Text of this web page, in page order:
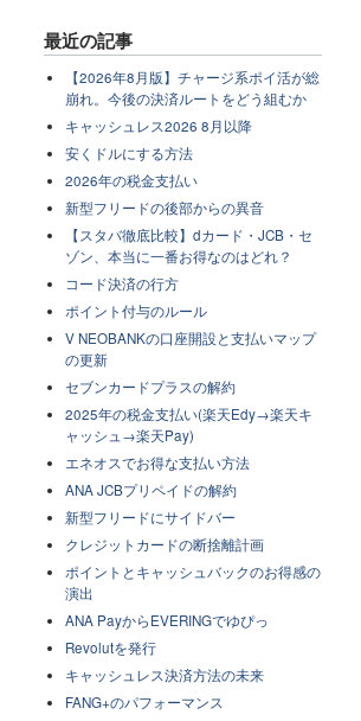
最近の記事
【2026年8月版】チャージ系ポイ活が総
崩れ。今後の決済ルートをどう組むか
キャッシュレス2026 8月以降
安くドルにする方法
2026年の税金支払い
新型フリードの後部からの異音
【スタバ徹底比較】dカード・JCB・セ
ゾン、本当に一番お得なのはどれ？
コード決済の行方
ポイント付与のルール
V NEOBANKの口座開設と支払いマップ
の更新
セブンカードプラスの解約
2025年の税金支払い(楽天Edy→楽天キ
ャッシュ→楽天Pay)
エネオスでお得な支払い方法
ANA JCBプリペイドの解約
新型フリードにサイドバー
クレジットカードの断捨離計画
ポイントとキャッシュバックのお得感の
演出
ANA PayからEVERINGでゆぴっ
Revolutを発行
キャッシュレス決済方法の未来
FANG+のパフォーマンス